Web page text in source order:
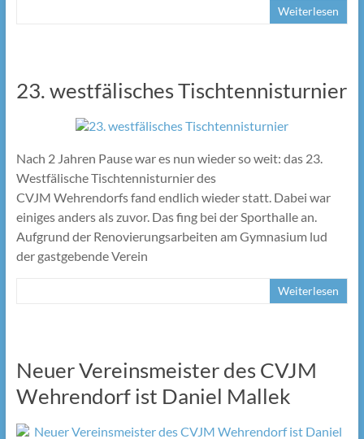
Weiterlesen
23. westfälisches Tischtennisturnier
Nach 2 Jahren Pause war es nun wieder so weit: das 23.
Westfälische Tischtennisturnier des
CVJM Wehrendorfs fand endlich wieder statt. Dabei war
einiges anders als zuvor. Das fing bei der Sporthalle an.
Aufgrund der Renovierungsarbeiten am Gymnasium lud
der gastgebende Verein
Weiterlesen
Neuer Vereinsmeister des CVJM
Wehrendorf ist Daniel Mallek